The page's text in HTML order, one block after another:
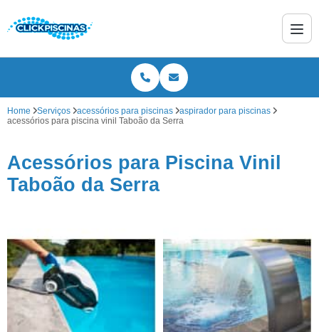
Home Serviços acessórios para piscinas
aspirador para piscinas
acessórios para piscina vinil Taboão da Serra
Acessórios para Piscina Vinil
Taboão da Serra